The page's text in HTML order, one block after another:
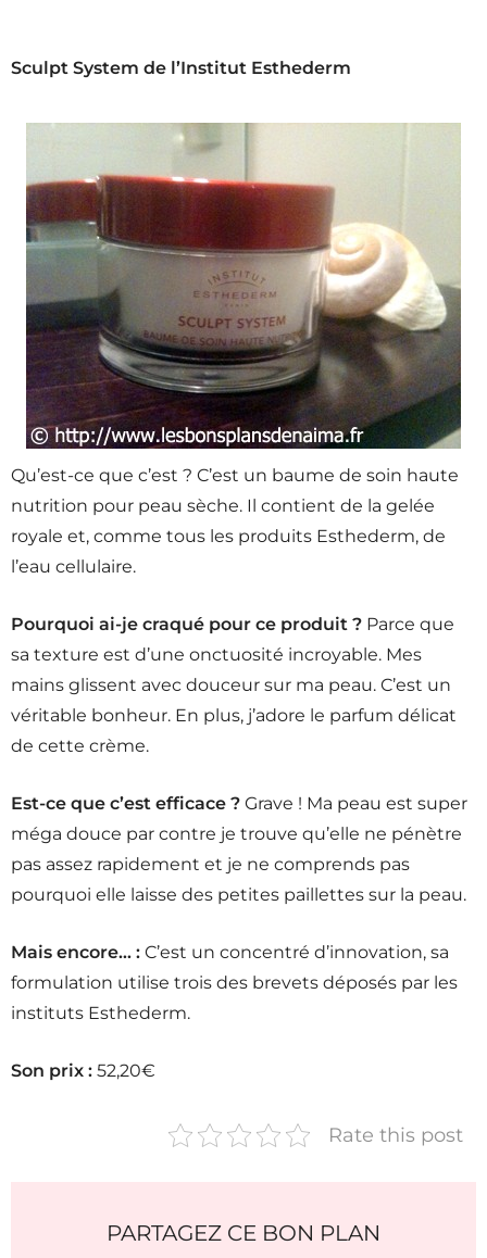
Sculpt System de l’Institut Esthederm
Qu’est-ce que c’est ? C’est un baume de soin haute
nutrition pour peau sèche. Il contient de la gelée
royale et, comme tous les produits Esthederm, de
l’eau cellulaire.
Pourquoi ai-je craqué pour ce produit ? Parce que
sa texture est d’une onctuosité incroyable. Mes
mains glissent avec douceur sur ma peau. C’est un
véritable bonheur. En plus, j’adore le parfum délicat
de cette crème.
Est-ce que c’est efficace ? Grave ! Ma peau est super
méga douce par contre je trouve qu’elle ne pénètre
pas assez rapidement et je ne comprends pas
pourquoi elle laisse des petites paillettes sur la peau.
Mais encore… : C’est un concentré d’innovation, sa
formulation utilise trois des brevets déposés par les
instituts Esthederm.
Son prix : 52,20€
Rate this post
PARTAGEZ CE BON PLAN